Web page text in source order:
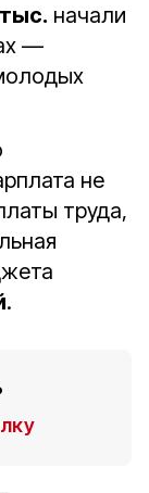
начали
—
не
труда,
.